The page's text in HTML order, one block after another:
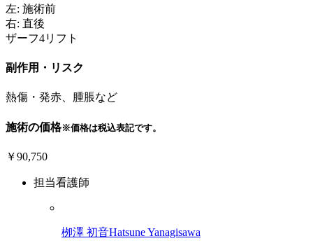
左: 施術前
右: 直後
ザーフ4リフト
副作用・リスク
熱傷・発赤、腫脹など
施術の価格※価格は税込表記です。
￥90,750
担当看護師
栁澤 初音Hatsune Yanagisawa